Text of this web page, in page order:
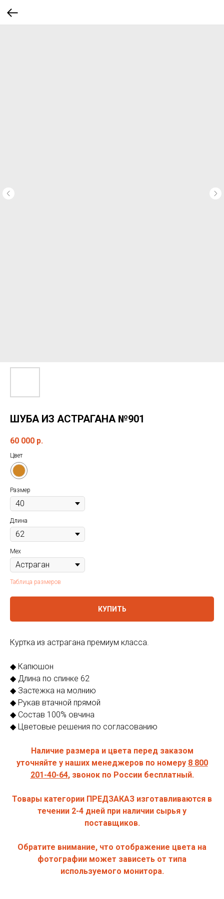
ШУБА ИЗ АСТРАГАНА №901
60 000 р.
Цвет
Размер
Длина
Мех
Таблица размеров
КУПИТЬ
Куртка из астрагана премиум класса.
◆ Капюшон
◆ Длина по спинке 62
◆ Застежка на молнию
◆ Рукав втачной прямой
◆ Состав 100% овчина
◆ Цветовые решения по согласованию
Наличие размера и цвета перед заказом
уточняйте у наших менеджеров по номеру 8 800
201 -40-64, звонок по России бесплатный.
Товары категории ПРЕДЗАКАЗ изготавливаются в
течении 2-4 дней при наличии сырья у
поставщиков.
Обратите внимание, что отображение цвета на
фотографии может зависеть от типа
используемого монитора.